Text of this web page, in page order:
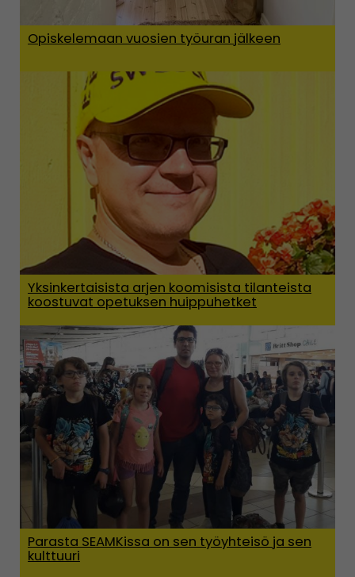
Opiskelemaan vuosien työuran jälkeen
Yksinkertaisista arjen koomisista tilanteista
koostuvat opetuksen huippuhetket
Parasta SEAMKissa on sen työyhteisö ja sen
kulttuuri